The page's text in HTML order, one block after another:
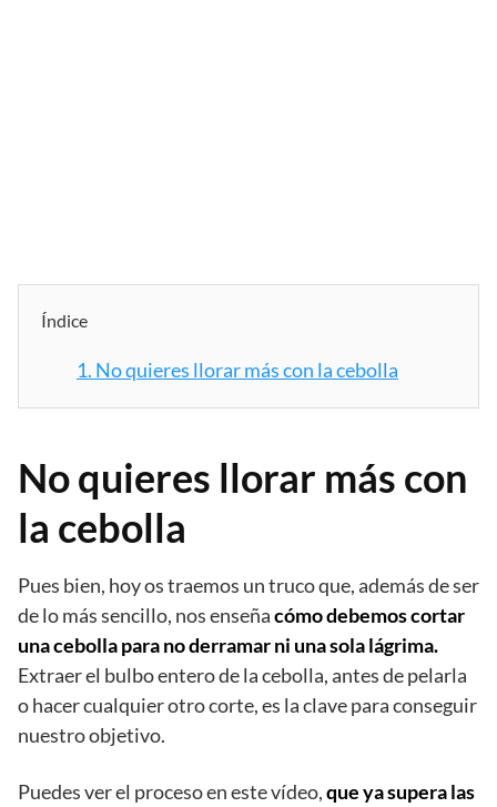
Índice
1. No quieres llorar más con la cebolla
No quieres llorar más con
la cebolla
Pues bien, hoy os traemos un truco que, además de ser
de lo más sencillo, nos enseñacómo debemos cortar
una cebolla para no derramar ni una sola lágrima.
Extraer el bulbo entero de la cebolla, antes de pelarla
o hacer cualquier otro corte, es la clave para conseguir
nuestro objetivo.
Puedes ver el proceso en este vídeo,que ya supera las